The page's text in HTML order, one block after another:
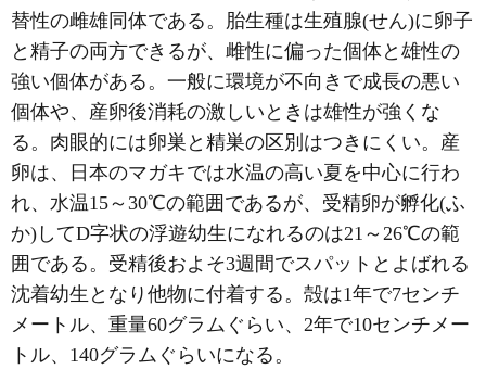
替性の雌雄同体である。胎生種は生殖腺(せん)に卵子
と精子の両方できるが、雌性に偏った個体と雄性の
強い個体がある。一般に環境が不向きで成長の悪い
個体や、産卵後消耗の激しいときは雄性が強くな
る。肉眼的には卵巣と精巣の区別はつきにくい。産
卵は、日本のマガキでは水温の高い夏を中心に行わ
れ、水温15～30℃の範囲であるが、受精卵が孵化(ふ
か)してD字状の浮遊幼生になれるのは21～26℃の範
囲である。受精後およそ3週間でスパットとよばれる
沈着幼生となり他物に付着する。殻は1年で7センチ
メートル、重量60グラムぐらい、2年で10センチメー
トル、140グラムぐらいになる。